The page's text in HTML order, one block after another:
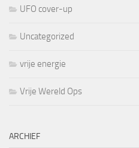
UFO cover-up
Uncategorized
vrije energie
Vrije Wereld Ops
ARCHIEF